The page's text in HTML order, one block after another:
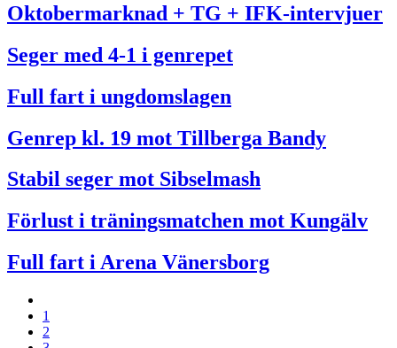
Oktobermarknad + TG + IFK-intervjuer
Seger med 4-1 i genrepet
Full fart i ungdomslagen
Genrep kl. 19 mot Tillberga Bandy
Stabil seger mot Sibselmash
Förlust i träningsmatchen mot Kungälv
Full fart i Arena Vänersborg
1
2